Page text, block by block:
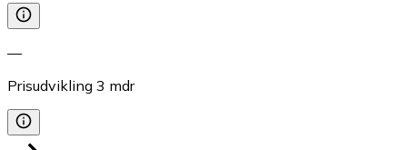
—
Prisudvikling 3 mdr